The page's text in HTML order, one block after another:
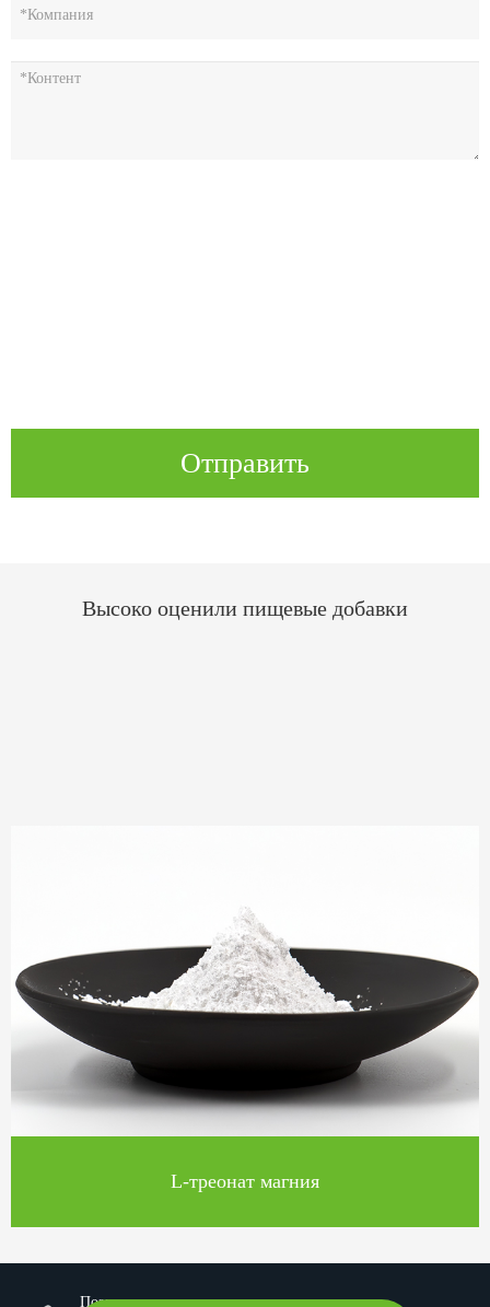
Отправить
Высоко оценили пищевые добавки
L-треонат магния
Позвоните нам на: